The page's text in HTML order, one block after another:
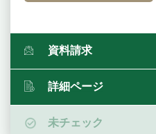
資料請求
詳細ページ
未チェック